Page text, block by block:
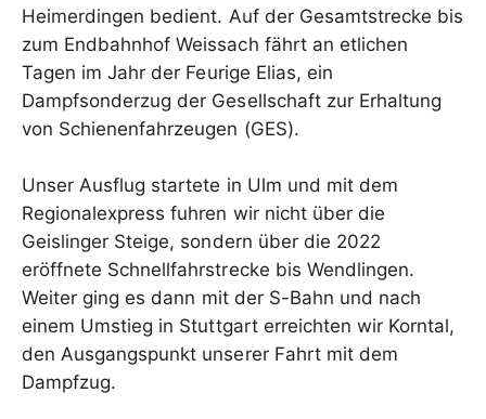
Heimerdingen bedient. Auf der Gesamtstrecke bis
zum Endbahnhof Weissach fährt an etlichen
Tagen im Jahr der Feurige Elias, ein
Dampfsonderzug der Gesellschaft zur Erhaltung
von Schienenfahrzeugen (GES).
Unser Ausflug startete in Ulm und mit dem
Regionalexpress fuhren wir nicht über die
Geislinger Steige, sondern über die 2022
eröffnete Schnellfahrstrecke bis Wendlingen.
Weiter ging es dann mit der S-Bahn und nach
einem Umstieg in Stuttgart erreichten wir Korntal,
den Ausgangspunkt unserer Fahrt mit dem
Dampfzug.